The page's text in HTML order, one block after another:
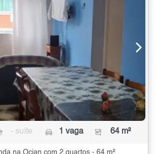
- suíte 1 vaga 64 m²